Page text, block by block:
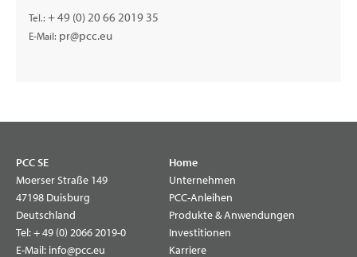
Tel.: + 49 (0) 20 66 2019 35
E-Mail: pr@pcc.eu
PCC SE
Moerser Straße 149
47198 Duisburg
Deutschland
Tel:+ 49 (0) 2066 2019-0
E-Mail: info@pcc.eu
Home
Unternehmen
PCC-Anleihen
Produkte & Anwendungen
Investitionen
Karriere